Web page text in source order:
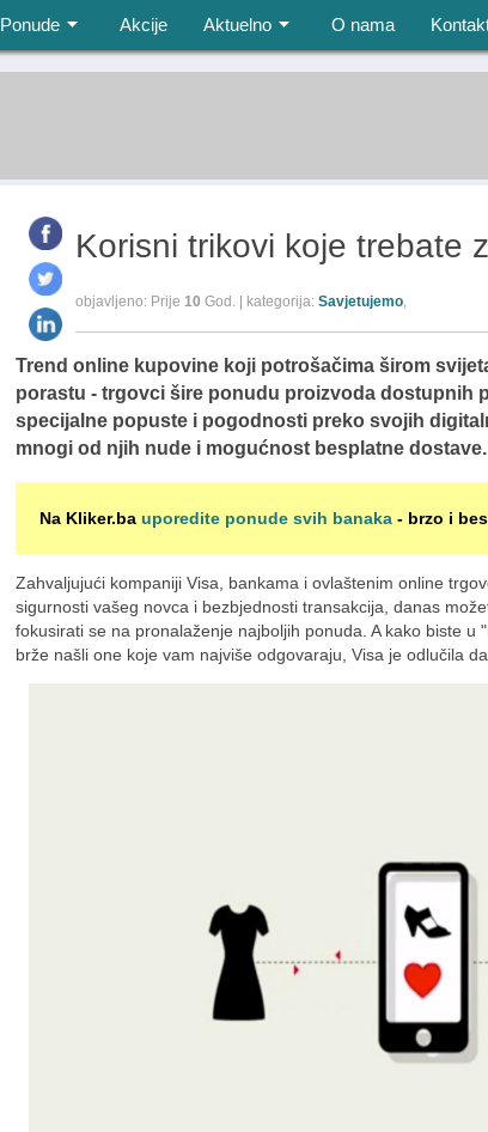
Ponude Akcije Aktuelno O nama
Korisni trikovi koje trebate
objavljeno: Prije 10 God. | kategorija: Savjetujemo,
Trend online kupovine koji potrošačima širom
porastu - trgovci šire ponudu proizvoda dostupnih
specijalne popuste i pogodnosti preko svojih
mnogi od njih nude i mogućnost besplatne dostave.
Na Kliker.ba uporedite ponude svih banaka - brzo i
Zahvaljujući kompaniji Visa, bankama i ovlaštenim online
sigurnosti vašeg novca i bezbjednosti transakcija, danas
fokusirati se na pronalaženje najboljih ponuda. A kako biste
brže našli one koje vam najviše odgovaraju, Visa je odlučila